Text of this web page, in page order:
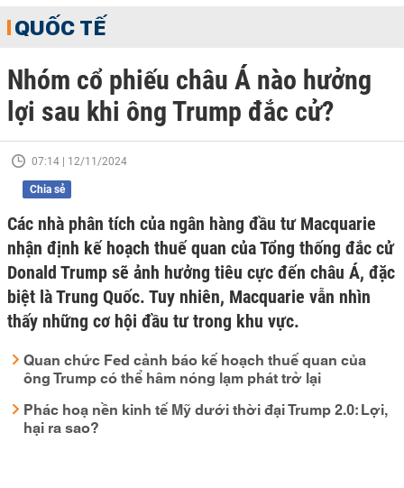
QUỐC TẾ
Nhóm cổ phiếu châu Á nào hưởng
lợi sau khi ông Trump đắc cử?
07:14 | 12/11/2024
Chia sẻ
Các nhà phân tích của ngân hàng đầu tư Macquarie
nhận định kế hoạch thuế quan của Tổng thống đắc cử
Donald Trump sẽ ảnh hưởng tiêu cực đến châu Á, đặc
biệt là Trung Quốc. Tuy nhiên, Macquarie vẫn nhìn
thấy những cơ hội đầu tư trong khu vực.
Quan chức Fed cảnh báo kế hoạch thuế quan của
ông Trump có thể hâm nóng lạm phát trở lại
Phác hoạ nền kinh tế Mỹ dưới thời đại Trump 2.0: Lợi,
hại ra sao?